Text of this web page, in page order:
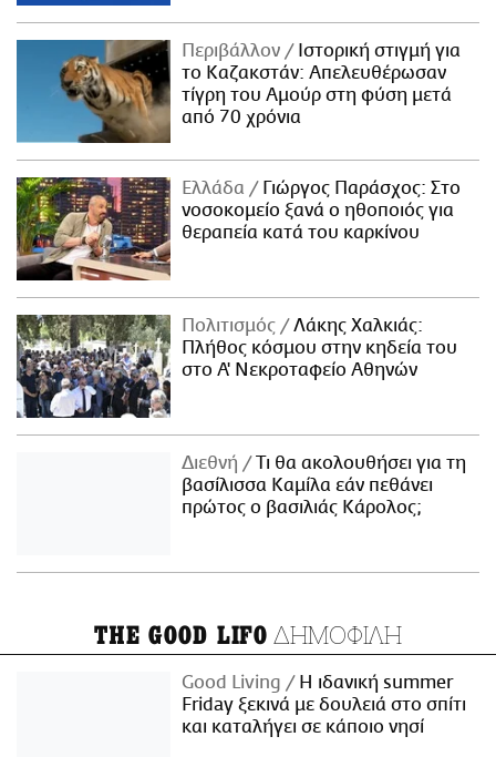
Περιβάλλον
Ιστορική στιγμή για
το Καζακστάν: Απελευθέρωσαν
τίγρη του Αμούρ στη φύση μετά
από 70 χρόνια
Ελλάδα
Γιώργος Παράσχος: Στο
νοσοκομείο ξανά ο ηθοποιός για
θεραπεία κατά του καρκίνου
Πολιτισμός
Λάκης Χαλκιάς:
Πλήθος κόσμου στην κηδεία του
στο Α' Νεκροταφείο Αθηνών
Διεθνή
Τι θα ακολουθήσει για τη
βασίλισσα Καμίλα εάν πεθάνει
πρώτος ο βασιλιάς Κάρολος;
THE GOOD LIFO ΔΗΜΟΦΙΛΗ
Good Living
Η ιδανική summer
Friday ξεκινά με δουλειά στο σπίτι
και καταλήγει σε κάποιο νησί